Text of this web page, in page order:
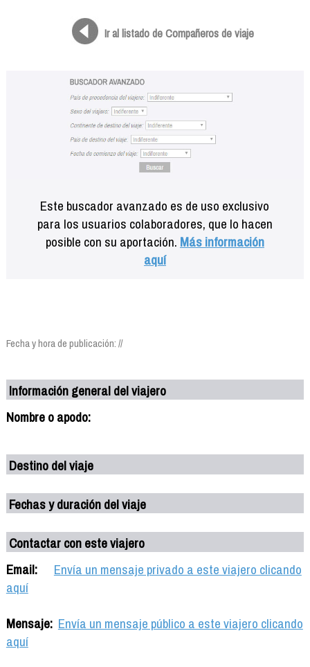
Ir al listado de Compañeros de viaje
Este buscador avanzado es de uso exclusivo
para los usuarios colaboradores, que lo hacen
posible con su aportación. Más información
aquí
Fecha y hora de publicación: //
Información general del viajero
Nombre o apodo:
Destino del viaje
Fechas y duración del viaje
Contactar con este viajero
Email:
Envía un mensaje privado a este viajero clicando
aquí
Mensaje: Envía un mensaje público a este viajero clicando
aquí